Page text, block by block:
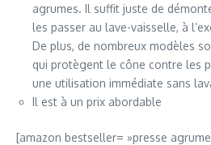
agrumes. Il suffit juste de
les passer au lave-vaisselle, à
De plus, de nombreux modèles
qui protègent le cône contre les
une utilisation immédiate sans
Il est à un prix abordable
[amazon bestseller= »presse